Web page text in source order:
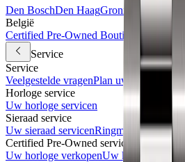
Den BoschDen HaagGroningenHaarlem
België
Certified Pre-Owned Boutique
Service
Service
Veelgestelde vragenPlan uw bezoek
Horloge service
Uw horloge servicen
Sieraad service
Uw sieraad servicenRingmaat meten &
Certified Pre-Owned services
Uw horloge verkopenUw horloge